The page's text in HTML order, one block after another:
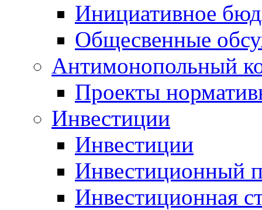
Инициативное
Общесвенные
Антимонопольный
Проекты
Инвестиции
Инвестиции
Инвестиционный
Инвестиционная